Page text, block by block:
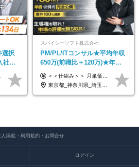
選択
社メ
／
数
スパイシーソフト株式会社
PM/PL/ITコンサル★平均年収
650万(前職比＋120万)★年間
休日132日★残業月平均7.4h★
リモあり
＜＜仕組み＞＞ 月単価に応じて会社HPで公開しているテーブルにもとづき毎月決定されます！ https://www.tech4u.dev/payroll ＜＜実績＞＞ PM/PL・ITコンサル職の平均年収実績：650万円 前職比平均：＋120万円 ＜＜PM/PL・ITコンサル案件＞＞ ・PMO／進捗・課題管理：600〜800万円 ・要件定義／業務改善支援：650〜850万円 ・開発PM／PL：750〜1000万円 ・インフラPM／PL：750〜1000万円 ・ITコンサル／導入支援：800〜1000万円 ＜＜リーダークラス＞＞ 還元率：85〜90％ ・月単価100万円 → 年収約960万円 ・月単価120万円 → 年収約1150万円 ・月単価140万円 → 年収約1300万円 ※単価・還元率はすべて公開 ※待機時も給与保証 ※還元率は他社にあわせ社保の会社負担分も含めています 月給25万円～67万円＋賞与年2回 ※上記には、30時間分（4万5千円～12万1千円）の固定残業代が含まれています。超過分は別途支給します。 ※試用期間中も給与、福利厚生に差異なし 【固定残業代について】 固定残業30時間分（45,000円～121,000円）を含む ※超過分は別途全額支給
東京都_神奈川県_埼玉県_千葉県_大阪府_愛知県_兵庫県_京都府_福岡県
人掲載・利用規約・お問合せ
ログイン